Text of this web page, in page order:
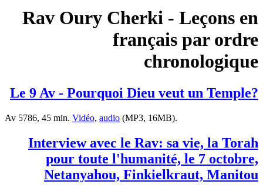
Rav Oury Cherki - Leçons en
français par ordre
chronologique
?Le 9 Av - Pourquoi Dieu veut un Temple
Av 5786, 45 min. Vidéo, audio (MP3, 16MB).
Interview avec le Rav: sa vie, la Torah
pour toute l'humanité, le 7 octobre,
Netanyahou, Finkielkraut, Manitou